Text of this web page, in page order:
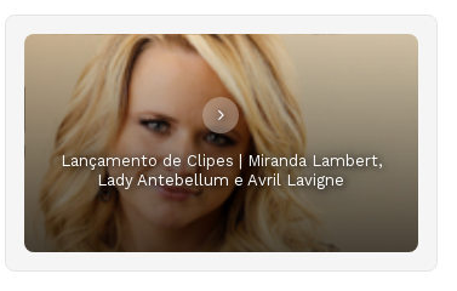
Lançamento de Clipes | Miranda Lambert,
Lady Antebellum e Avril Lavigne